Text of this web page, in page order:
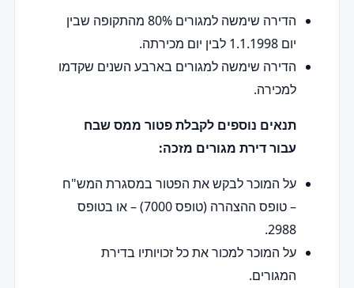
הדירה שימשה למגורים 80% מהתקופה שבין
יום 1.1.1998 לבין יום מכירתה.
הדירה שימשה למגורים בארבע השנים שקדמו
למכירה.
תנאים נוספים לקבלת פטור ממס שבח
עבור דירת מגורים מזכה:
על המוכר לבקש את הפטור במסגרת המש"ח
– טופס ההצהרה (טופס 7000) – או בטופס
2988.
על המוכר למכור את כל זכויותיו בדירת
המגורים.